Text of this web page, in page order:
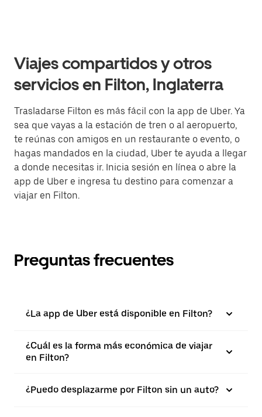
Viajes compartidos y otros
servicios en Filton, Inglaterra
Trasladarse Filton es más fácil con la app de Uber. Ya
sea que vayas a la estación de tren o al aeropuerto,
te reúnas con amigos en un restaurante o evento, o
hagas mandados en la ciudad, Uber te ayuda a llegar
a donde necesitas ir. Inicia sesión en línea o abre la
app de Uber e ingresa tu destino para comenzar a
viajar en Filton.
Preguntas frecuentes
¿La app de Uber está disponible en Filton?
¿Cuál es la forma más económica de viajar
en Filton?
¿Puedo desplazarme por Filton sin un auto?